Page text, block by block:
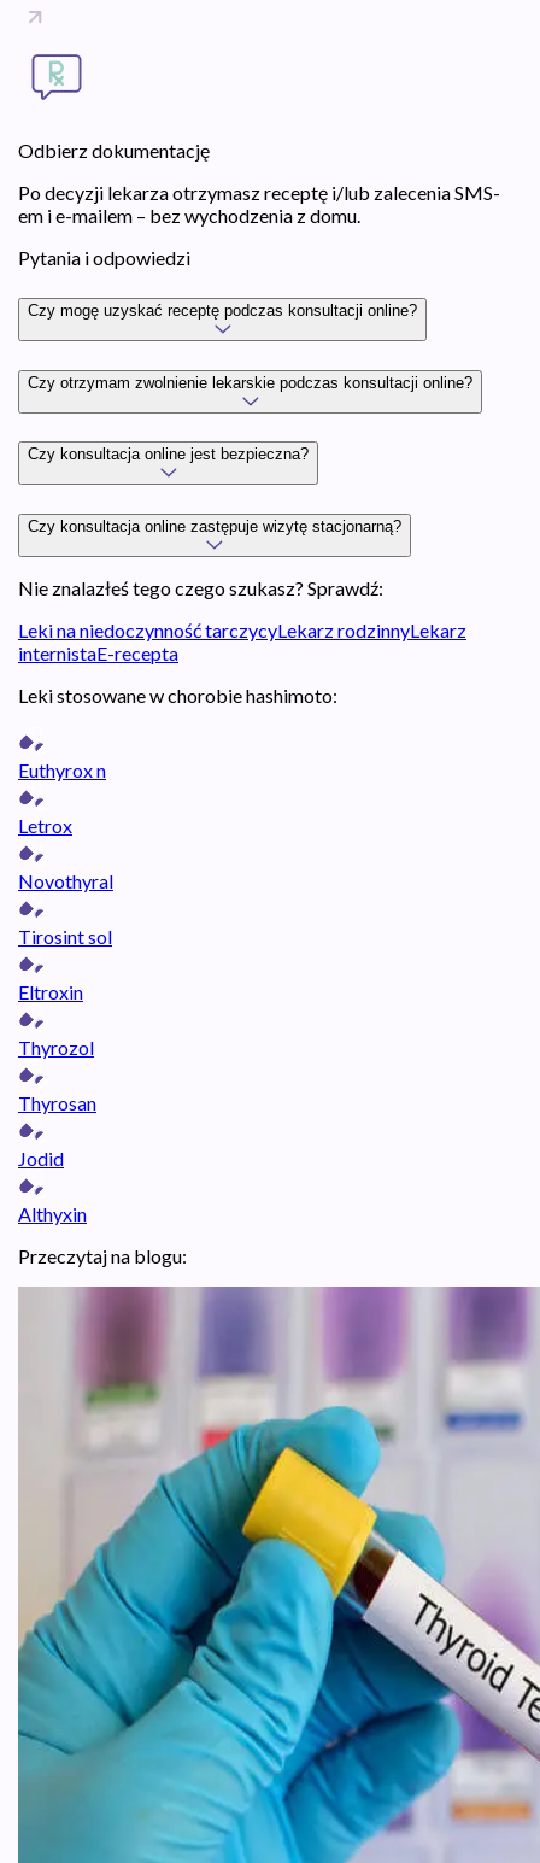
Odbierz dokumentację
Po decyzji lekarza otrzymasz receptę i/lub zalecenia SMS-
em i e-mailem – bez wychodzenia z domu.
Pytania i odpowiedzi
Czy mogę uzyskać receptę podczas konsultacji online?
Czy otrzymam zwolnienie lekarskie podczas konsultacji online?
Czy konsultacja online jest bezpieczna?
Czy konsultacja online zastępuje wizytę stacjonarną?
Nie znalazłeś tego czego szukasz? Sprawdź:
Leki na niedoczynność tarczycyLekarz rodzinnyLekarz
internistaE-recepta
Leki stosowane w chorobie hashimoto:
Euthyrox n
Letrox
Novothyral
Tirosint sol
Eltroxin
Thyrozol
Thyrosan
Jodid
Althyxin
Przeczytaj na blogu: